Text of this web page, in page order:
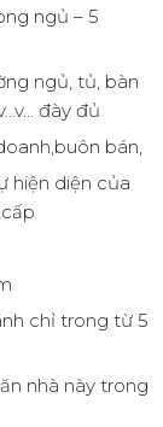
ngủ – 5
ngủ, tủ, bàn
đày đủ
bán,
hiện diện của
chỉ trong từ 5
nhà này trong